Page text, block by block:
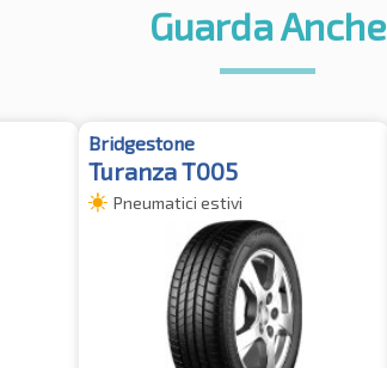
Guarda Anche
Bridgestone
Turanza T005
Pneumatici estivi